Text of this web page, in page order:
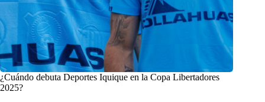
¿Cuándo debuta Deportes Iquique en la Copa Libertadores
2025?